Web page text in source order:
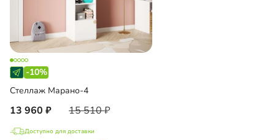
-10%
Стеллаж Марано-4
13 960 15 510
Доступно для доставки